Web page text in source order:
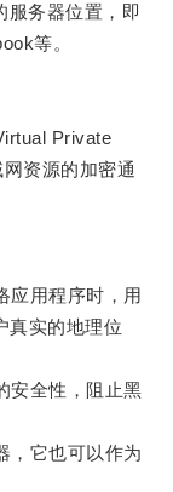
务器位置，即
等。
Private
资源的加密通
用程序时，用
真实的地理位
全性，阻止黑
它也可以作为